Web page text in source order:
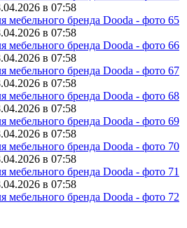
в 07:58
в 07:58
в 07:58
в 07:58
в 07:58
в 07:58
в 07:58
в 07:58